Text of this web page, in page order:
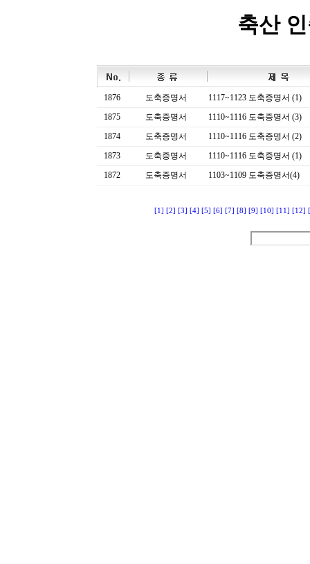
축산
1876 도축증명서
1117~1123 도축증명서 (1)
1875
도축증명서
1110~1116 도축증명서 (3)
1874
도축증명서
1110~1116 도축증명서 (2)
1873
도축증명서
1110~1116 도축증명서 (1)
1872
도축증명서 1103~1109 도축증명서(4)
[1] [2] [3] [4] [5] [6] [7] [8] [9] [10] [11] [12]